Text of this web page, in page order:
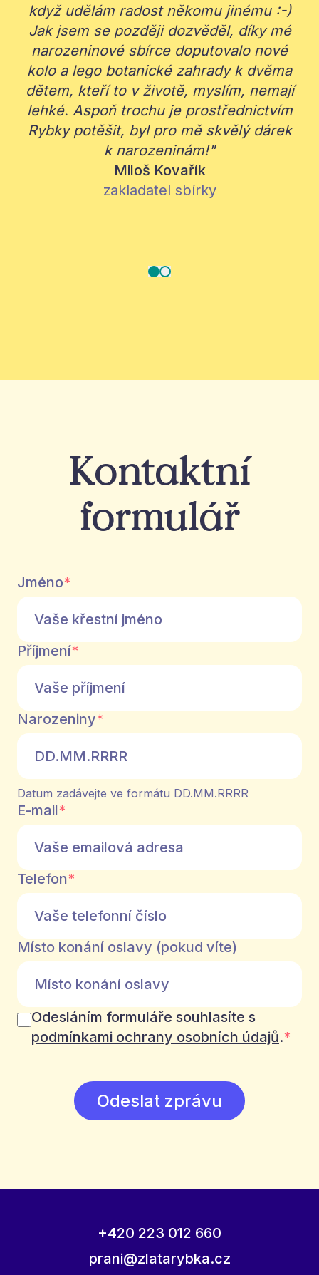
když udělám radost někomu jinému :-)
Jak jsem se později dozvěděl, díky mé
narozeninové sbírce doputovalo nové
kolo a lego botanické zahrady k dvěma
dětem, kteří to v životě, myslím, nemají
lehké. Aspoň trochu je prostřednictvím
Rybky potěšit, byl pro mě skvělý dárek
k narozeninám!"
Miloš Kovařík
zakladatel sbírky
Kontaktní
formulář
Jméno*
Příjmení*
Narozeniny*
Datum zadávejte ve formátu DD.MM.RRRR
E-mail*
Telefon*
Místo konání oslavy (pokud víte)
Odesláním formuláře souhlasíte s
podmínkami ochrany osobních údajů.*
Odeslat zprávu
+420 223 012 660
prani@zlatarybka.cz